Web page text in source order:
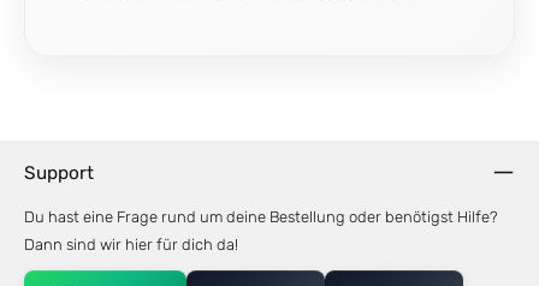
Support
Du hast eine Frage rund um deine Bestellung oder benötigst Hilfe?
Dann sind wir hier für dich da!